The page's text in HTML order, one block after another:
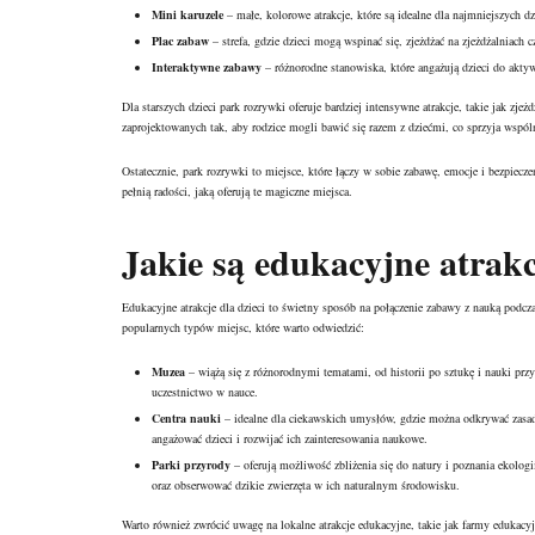
Mini karuzele – małe, kolorowe atrakcje, które są idealne dla najmniejszych
Plac zabaw – strefa, gdzie dzieci mogą wspinać się, zjeżdżać na zjeżdżalniach
Interaktywne zabawy – różnorodne stanowiska, które angażują dzieci do
Dla starszych dzieci park rozrywki oferuje bardziej intensywne atrakcje, takie jak
zaprojektowanych tak, aby rodzice mogli bawić się razem z dziećmi, co sprzyja
Ostatecznie, park rozrywki to miejsce, które łączy w sobie zabawę, emocje i
pełnią radości, jaką oferują te magiczne miejsca.
Jakie są edukacyjne
Edukacyjne atrakcje dla dzieci to świetny sposób na połączenie zabawy z nauką
popularnych typów miejsc, które warto odwiedzić:
Muzea – wiążą się z różnorodnymi tematami, od historii po sztukę i nauki
uczestnictwo w nauce.
Centra nauki – idealne dla ciekawskich umysłów, gdzie można odkrywać
angażować dzieci i rozwijać ich zainteresowania naukowe.
Parki przyrody – oferują możliwość zbliżenia się do natury i poznania
oraz obserwować dzikie zwierzęta w ich naturalnym środowisku.
Warto również zwrócić uwagę na lokalne atrakcje edukacyjne, takie jak farmy